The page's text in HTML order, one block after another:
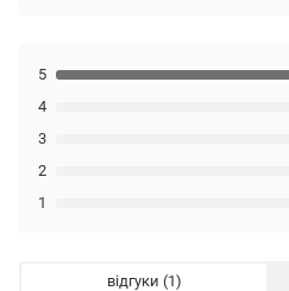
1
2
3
4
5
відгуки